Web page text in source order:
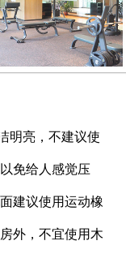
明亮，不建议使
免给人感觉压
建议使用运动橡
外，不宜使用木